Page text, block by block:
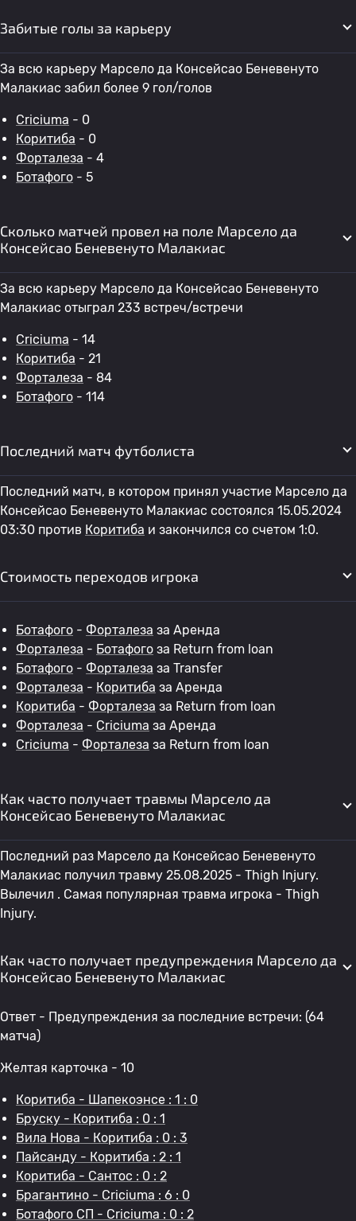
Забитые голы за карьеру
За всю карьеру Марсело да Консейсао Беневенуто
Малакиас забил более 9 гол/голов
Criciuma - 0
Коритиба - 0
Форталеза - 4
Ботафого - 5
Сколько матчей провел на поле Марсело да
Консейсао Беневенуто Малакиас
За всю карьеру Марсело да Консейсао Беневенуто
Малакиас отыграл 233 встреч/встречи
Criciuma - 14
Коритиба - 21
Форталеза - 84
Ботафого - 114
Последний матч футболиста
Последний матч, в котором принял участие Марсело да
Консейсао Беневенуто Малакиас состоялся 15.05.2024
03:30 против Коритиба и закончился со счетом 1:0.
Стоимость переходов игрока
Ботафого - Форталеза за Аренда
Форталеза - Ботафого за Return from loan
Ботафого - Форталеза за Transfer
Форталеза - Коритиба за Аренда
Коритиба - Форталеза за Return from loan
Форталеза - Criciuma за Аренда
Criciuma - Форталеза за Return from loan
Как часто получает травмы Марсело да
Консейсао Беневенуто Малакиас
Последний раз Марсело да Консейсао Беневенуто
Малакиас получил травму 25.08.2025 - Thigh Injury.
Вылечил . Самая популярная травма игрока - Thigh
Injury.
Как часто получает предупреждения Марсело да
Консейсао Беневенуто Малакиас
Ответ - Предупреждения за последние встречи: (64
матча)
Желтая карточка - 10
Коритиба - Шапекоэнсе : 1 : 0
Бруску - Коритиба : 0 : 1
Вила Нова - Коритиба : 0 : 3
Пайсанду - Коритиба : 2 : 1
Коритиба - Сантос : 0 : 2
Брагантино - Criciuma : 6 : 0
Ботафого СП - Criciuma : 0 : 2